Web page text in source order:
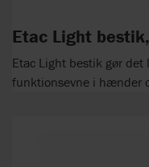
Etac Light
Etac Light bestik gør
funktionsevne i hænder